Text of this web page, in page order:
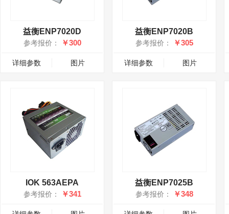
益衡ENP7020D
参考报价： ￥300
详细参数 图片
益衡ENP7020B
参考报价： ￥305
详细参数 图片
IOK 563AEPA
参考报价： ￥341
益衡ENP7025B
参考报价： ￥348